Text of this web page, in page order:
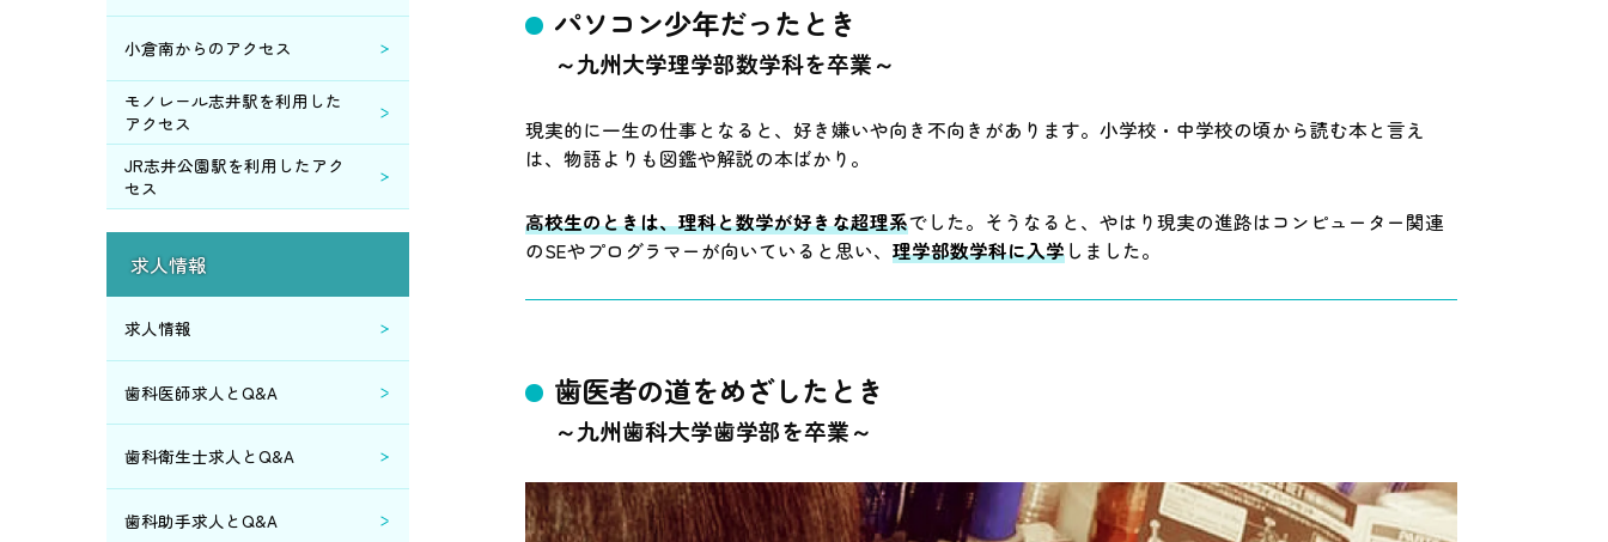
パソコン少年だったとき
～九州大学理学部数学科を卒業～
現実的に一生の仕事となると、好き嫌いや向き不向きがあります。小学校・中学校の頃から読む本と言え
は、物語よりも図鑑や解説の本ばかり。
高校生のときは、理科と数学が好きな超理系でした。そうなると、やはり現実の進路はコンピューター関連
のSEやプログラマーが向いていると思い、理学部数学科に入学しました。
歯医者の道をめざしたとき
～九州歯科大学歯学部を卒業～
小倉南からのアクセス
モノレール志井駅を利用した
アクセス
JR志井公園駅を利用したアク
セス
求人情報
求人情報
歯科医師求人とQ&A
歯科衛生士求人とQ&A
歯科助手求人とQ&A